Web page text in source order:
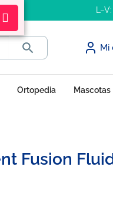
 Mi
Ortopedia Mascotas
Fusion Fluid